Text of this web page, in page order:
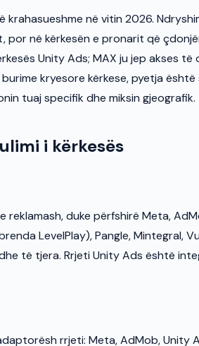
në vitin 2026.
por në kërkesën e pronarit që
Unity Ads; MAX ju jep akses të
kryesore kërkese, pyetja është
tuaj specifik dhe miksin gjeografik.
i kërkesës
duke përfshirë Meta,
LevelPlay), Pangle, Mintegral,
të tjera. Rrjeti Unity Ads është
rrjeti: Meta, AdMob, Unity